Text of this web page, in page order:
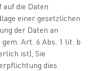
die Daten
einer gesetzlichen
der Daten an
Art. 6 Abs. 1 lit. b
ist), Sie
dies